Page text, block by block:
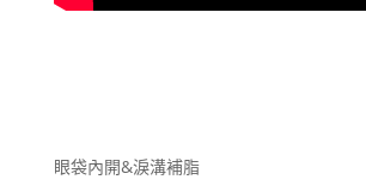
眼袋內開&淚溝補脂